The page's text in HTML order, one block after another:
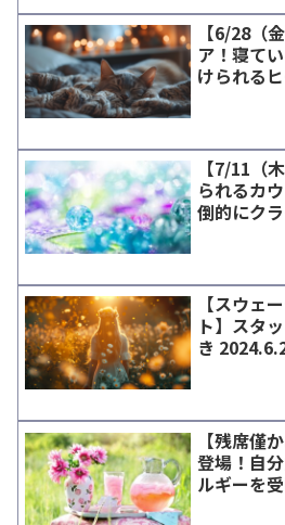
【6/28（
ア！寝て
けられる
【7/11（
られるカ
倒的にク
【スウェ
ト】スタ
き
【残席僅
登場！自
ルギーを